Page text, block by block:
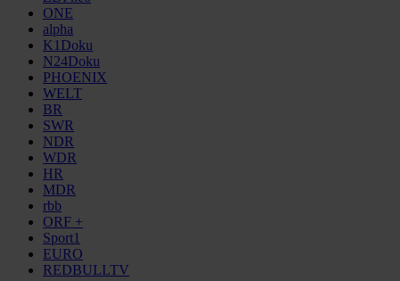
ONE
alpha
K1Doku
N24Doku
PHOENIX
WELT
BR
SWR
NDR
WDR
HR
MDR
rbb
ORF +
Sport1
EURO
REDBULLTV